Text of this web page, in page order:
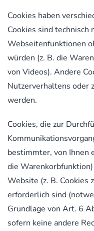
Cookies haben
Cookies sind
Webseitenfunktionen
würden (z. B. die
von Videos). Andere
Nutzerverhaltens oder
werden.
Cookies, die zur
bestimmter, von Ihnen
die
Website (z. B. Cookies
erforderlich sind
Grundlage von Art. 6
sofern keine andere